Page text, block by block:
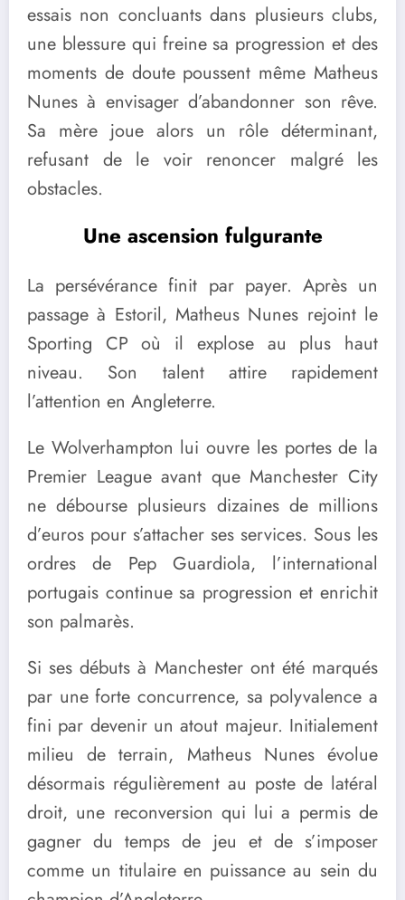
essais non concluants dans plusieurs clubs,
une blessure qui freine sa progression et des
moments de doute poussent même Matheus
Nunes à envisager d’abandonner son rêve.
Sa mère joue alors un rôle déterminant,
refusant de le voir renoncer malgré les
obstacles.
Une ascension fulgurante
La persévérance finit par payer. Après un
passage à Estoril, Matheus Nunes rejoint le
Sporting CP où il explose au plus haut
niveau. Son talent attire rapidement
l’attention en Angleterre.
Le Wolverhampton lui ouvre les portes de la
Premier League avant que Manchester City
ne débourse plusieurs dizaines de millions
d’euros pour s’attacher ses services. Sous les
ordres de Pep Guardiola, l’international
portugais continue sa progression et enrichit
son palmarès.
Si ses débuts à Manchester ont été marqués
par une forte concurrence, sa polyvalence a
fini par devenir un atout majeur. Initialement
milieu de terrain, Matheus Nunes évolue
désormais régulièrement au poste de latéral
droit, une reconversion qui lui a permis de
gagner du temps de jeu et de s’imposer
comme un titulaire en puissance au sein du